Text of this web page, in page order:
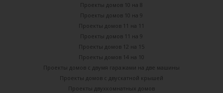
Проекты домов 10 на 8
Проекты домов 10 на 9
Проекты домов 11 на 11
Проекты домов 11 на 9
Проекты домов 12 на 15
Проекты домов 14 на 10
Проекты домов с двумя гаражами на две машины
Проекты домов с двускатной крышей
Проекты двухкомнатных домов